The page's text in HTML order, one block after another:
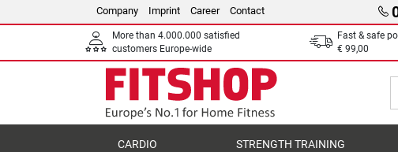
Company Imprint Career Contact
More than 4.000.000 satisfied
customers Europe-wide
Fast & safe
€ 99,00
CARDIO
STRENGTH TRAINING